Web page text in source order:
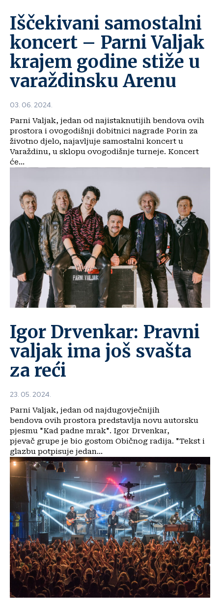
Iščekivani samostalni
koncert – Parni Valjak
krajem godine stiže u
varaždinsku Arenu
03. 06. 2024.
Parni Valjak, jedan od najistaknutijih bendova ovih
prostora i ovogodišnji dobitnici nagrade Porin za
životno djelo, najavljuje samostalni koncert u
Varaždinu, u sklopu ovogodišnje turneje. Koncert
će...
Igor Drvenkar: Pravni
valjak ima još svašta
za reći
23. 05. 2024.
Parni Valjak, jedan od najdugovječnijih
bendova ovih prostora predstavlja novu autorsku
pjesmu "Kad padne mrak". Igor Drvenkar,
pjevač grupe je bio gostom Običnog radija. "Tekst i
glazbu potpisuje jedan...